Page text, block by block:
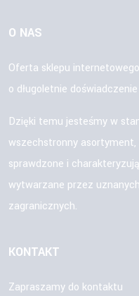
O NAS
Oferta sklepu
o długoletnie
Dzięki temu jesteśmy w
wszechstronny
sprawdzone i
wytwarzane przez
zagranicznych.
KONTAKT
Zapraszamy do kontaktu